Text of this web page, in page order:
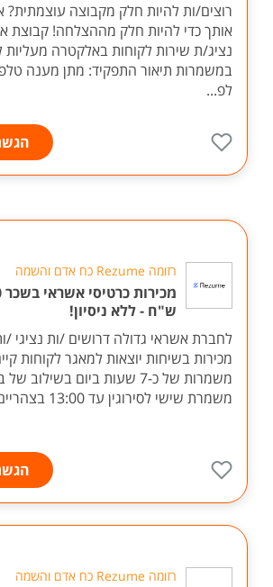
רוצים/ות להיות חלק מקבוצה
אותך כדי להיות חלק מההצלחה! קבוצת
נציג/ת שירות לקוחות באלקטרה מעליות
במשמרות תיאור התפקיד: מתן מענה
לפ...
רזומה Rezume כח אדם והשמה
ש"ח - ללא ניסיון!
לחברת אשראי גדולה דרושים /ות נציגי /
מכירות בשיחות יוצאות למאגר לקוחות
משמרות של כ-7 שעות ביום
משמרת שישי לסירוגין עד 13:00 בצהריים! מגוון תחרו...
רזומה Rezume כח אדם והשמה